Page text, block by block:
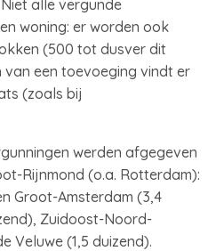
alle vergunde
woning: er worden ook
(500 tot dusver dit
een toevoeging vindt er
(zoals bij
werden afgegeven
Rijnmond (o.a. Rotterdam):
Groot-Amsterdam (3,4
Zuidoost-Noord-
Veluwe (1,5 duizend).